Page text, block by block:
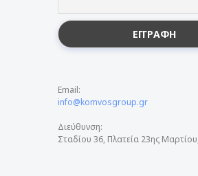
Email:
info@komvosgroup.gr
Διεύθυνση:
Σταδίου 36, Πλατεία 23ης